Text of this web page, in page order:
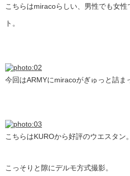
こちらはmiracoらしい、男性でも女
ト。
今回はARMYにmiracoがぎゅっと詰ま
こちらはKUROから好評のウエスタン。
こっそりと隙にデルモ方式撮影。